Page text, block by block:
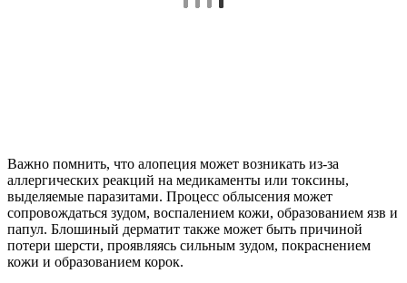
Важно помнить, что алопеция может возникать из-за
аллергических реакций на медикаменты или токсины,
выделяемые паразитами. Процесс облысения может
сопровождаться зудом, воспалением кожи, образованием язв и
папул. Блошиный дерматит также может быть причиной
потери шерсти, проявляясь сильным зудом, покраснением
кожи и образованием корок.